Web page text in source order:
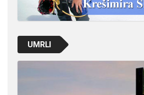
UMRLI